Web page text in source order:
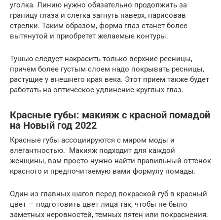
уголка. Линию нужно обязательно продолжить за
границу глаза и слегка загнуть наверх, нарисовав
стрелки. Таким образом, форма глаз станет более
вытянутой и приобретет желаемые контуры.
Тушью следует накрасить только верхние ресницы,
причем более густым слоем надо покрывать ресницы,
растущие у внешнего края века. Этот прием также будет
работать на оптическое удлинение круглых глаз.
Красные губы: макияж с красной помадой
на Новый год 2022
Красные губы ассоциируются с миром моды и
элегантностью. ️ Макияж подходит для каждой
женщины, вам просто нужно найти правильный оттенок
красного и предпочитаемую вами формулу помады.
Один из главных шагов перед покраской губ в красный
цвет — подготовить цвет лица так, чтобы не было
заметных неровностей, темных пятен или покраснения.